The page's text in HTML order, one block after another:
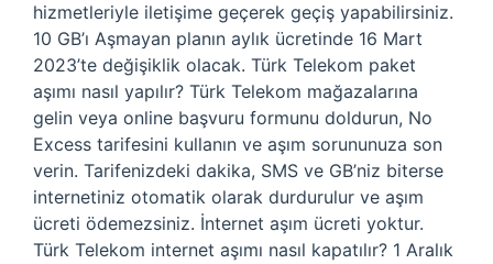
hizmetleriyle iletişime geçerek geçiş yapabilirsiniz.
10 GB’ı Aşmayan planın aylık ücretinde 16 Mart
2023’te değişiklik olacak. Türk Telekom paket
aşımı nasıl yapılır? Türk Telekom mağazalarına
gelin veya online başvuru formunu doldurun, No
Excess tarifesini kullanın ve aşım sorununuza son
verin. Tarifenizdeki dakika, SMS ve GB’niz biterse
internetiniz otomatik olarak durdurulur ve aşım
ücreti ödemezsiniz. İnternet aşım ücreti yoktur.
Türk Telekom internet aşımı nasıl kapatılır? 1 Aralık